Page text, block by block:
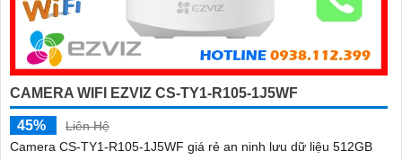
CAMERA WIFI EZVIZ CS-TY1-R105-1J5WF
45%
Liên Hệ
Camera CS-TY1-R105-1J5WF giá rẻ an ninh lưu dữ liệu 512GB